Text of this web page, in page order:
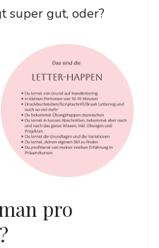
super gut, oder?
pro